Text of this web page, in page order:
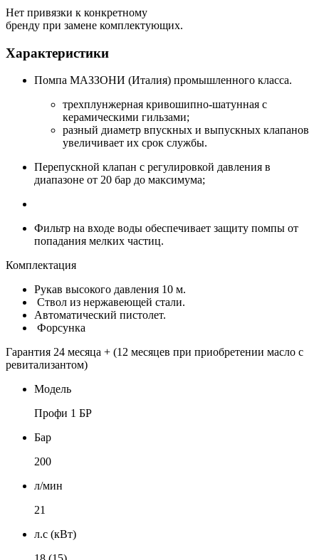
Нет привязки к конкретному
бренду при замене комплектующих.
Характеристики
Помпа МАЗЗОНИ (Италия) промышленного класса.
трехплунжерная кривошипно-шатунная с
керамическими гильзами;
разный диаметр впускных и выпускных клапанов
увеличивает их срок службы.
Перепускной клапан с регулировкой давления в
диапазоне от 20 бар до максимума;
Фильтр на входе воды обеспечивает защиту помпы от
попадания мелких частиц.
Комплектация
Рукав высокого давления 10 м.
Ствол из нержавеющей стали.
Автоматический пистолет.
Форсунка
Гарантия 24 месяца + (12 месяцев при приобретении масло с
ревитализантом)
Модель
Профи 1 БР
Бар
200
л/мин
21
л.с (кВт)